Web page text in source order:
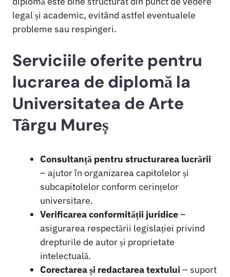
legal și academic, evitând astfel eventualele
probleme sau respingeri.
Serviciile oferite pentru
lucrarea de diplomă la
Universitatea de Arte
Târgu Mureș
Consultanță pentru structurarea lucrării
– ajutor în organizarea capitolelor și
subcapitolelor conform cerințelor
universitare.
Verificarea conformității juridice–
asigurarea respectării legislației privind
drepturile de autor și proprietate
intelectuală.
Corectarea și redactarea textului– suport